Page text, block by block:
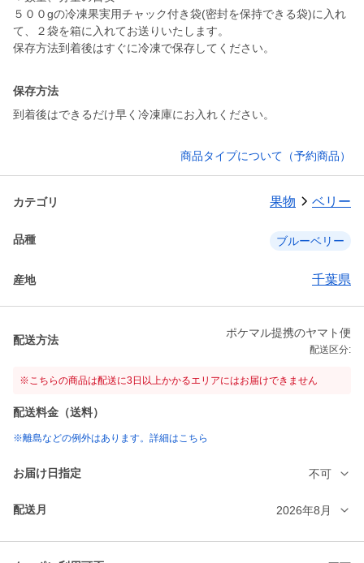
５００gの冷凍果実用チャック付き袋(密封を保持できる袋)に入れ
て、２袋を箱に入れてお送りいたします。
保存方法到着後はすぐに冷凍で保存してください。
保存方法
到着後はできるだけ早く冷凍庫にお入れください。
商品タイプについて（予約商品）
カテゴリ 果物 ベリー
品種 ブルーベリー
産地 千葉県
配送方法
ポケマル提携のヤマト便
配送区分:
※こちらの商品は配送に3日以上かかるエリアにはお届けできません
配送料金（送料）
※離島などの例外はあります。詳細はこちら
お届け日指定 不可
配送月 2026年8月